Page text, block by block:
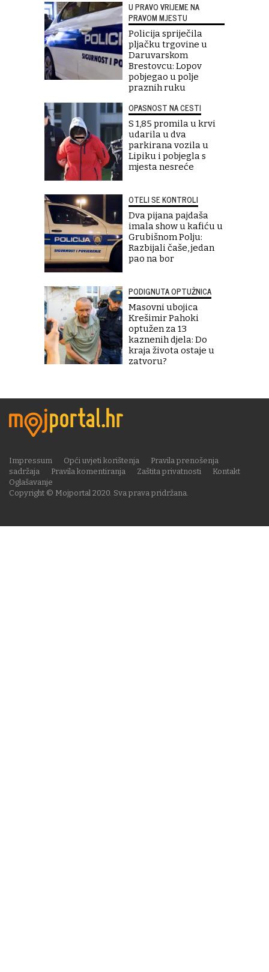
U PRAVO VRIJEME NA
PRAVOM MJESTU
Policija spriječila
pljačku trgovine u
Daruvarskom
Brestovcu: Lopov
pobjegao u polje
praznih ruku
OPASNOST NA CESTI
S 1,85 promila u krvi
udarila u dva
parkirana vozila u
Lipiku i pobjegla s
mjesta nesreće
OTELI SE KONTROLI
Dva pijana pajdaša
imala show u kafiću u
Grubišnom Polju:
Razbijali čaše, jedan
pao na bor
PODIGNUTA OPTUŽNICA
Masovni ubojica
Krešimir Pahoki
optužen za 13
kaznenih djela: Do
kraja života ostaje u
zatvoru?
Copyright © Mojportal 2020. Sva prava pridržana.
Impressum Opći uvjeti korištenja
Pravila prenošenja
sadržaja
Pravila komentiranja Zaštita privatnosti
Kontakt
Oglašavanje